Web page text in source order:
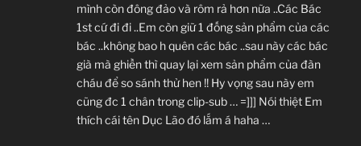
mình còn đông đảo và rôm rả hơn nữa ..Các Bác
1st cứ đi đi ..Em còn giữ 1 đống sản phẩm của các
bác ..không bao h quên các bác ..sau này các bác
già mà ghiền thì quay lại xem sản phẩm của đàn
cháu để so sánh thử hen !! Hy vọng sau này em
cũng đc 1 chân trong clip-sub … =]]] Nói thiệt Em
thích cái tên Dục Lão đó lắm á haha …